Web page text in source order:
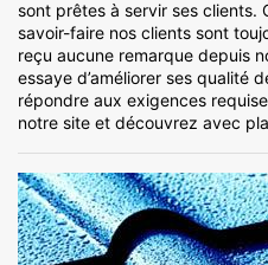
sont prêtes à servir ses clients.
savoir-faire nos clients sont
reçu aucune remarque depuis
essaye d’améliorer ses qualité
répondre aux exigences
notre site et découvrez avec